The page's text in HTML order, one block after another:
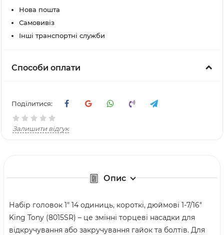
Нова пошта
Самовивіз
Інші транспортні служби
Способи оплати
Поділитися:
Залишити відгук
Опис
Набір головок 1" 14 одиниць, короткі, дюймові 1-7/16"
King Tony (8015SR) – це змінні торцеві насадки для
відкручування або закручування гайок та болтів. Для